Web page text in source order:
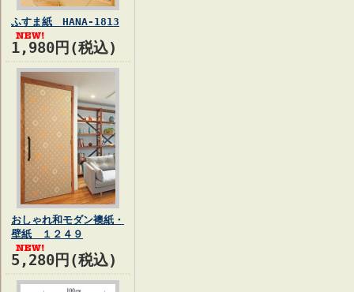
ふすま紙 HANA-1813
1,980円(税込)
おしゃれ和モダン襖紙・
壁紙 １２４９
5,280円(税込)